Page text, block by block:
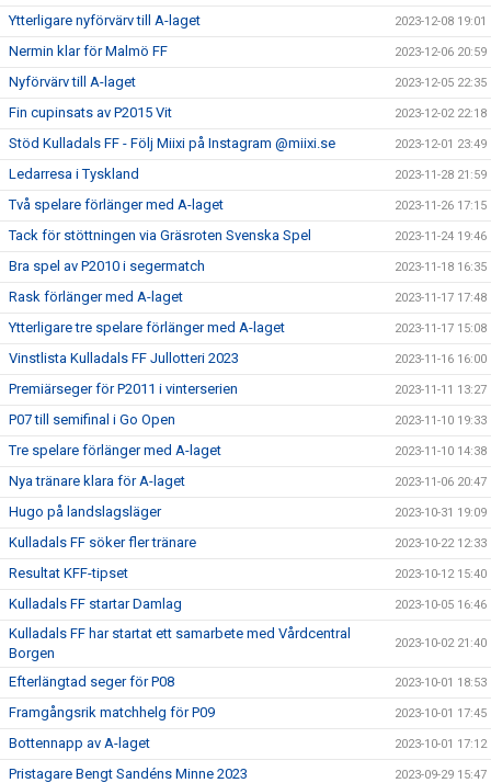
Ytterligare nyförvärv till A-laget 2023-12-08 19:01
Nermin klar för Malmö FF 2023-12-06 20:59
Nyförvärv till A-laget 2023-12-05 22:35
Fin cupinsats av P2015 Vit 2023-12-02 22:18
Stöd Kulladals FF - Följ Miixi på Instagram @miixi.se 2023-12-01 23:49
Ledarresa i Tyskland 2023-11-28 21:59
Två spelare förlänger med A-laget 2023-11-26 17:15
Tack för stöttningen via Gräsroten Svenska Spel 2023-11-24 19:46
Bra spel av P2010 i segermatch 2023-11-18 16:35
Rask förlänger med A-laget 2023-11-17 17:48
Ytterligare tre spelare förlänger med A-laget 2023-11-17 15:08
Vinstlista Kulladals FF Jullotteri 2023 2023-11-16 16:00
Premiärseger för P2011 i vinterserien 2023-11-11 13:27
P07 till semifinal i Go Open 2023-11-10 19:33
Tre spelare förlänger med A-laget 2023-11-10 14:38
Nya tränare klara för A-laget 2023-11-06 20:47
Hugo på landslagsläger 2023-10-31 19:09
Kulladals FF söker fler tränare 2023-10-22 12:33
Resultat KFF-tipset 2023-10-12 15:40
Kulladals FF startar Damlag 2023-10-05 16:46
Kulladals FF har startat ett samarbete med Vårdcentral
Borgen
2023-10-02 21:40
Efterlängtad seger för P08 2023-10-01 18:53
Framgångsrik matchhelg för P09 2023-10-01 17:45
Bottennapp av A-laget 2023-10-01 17:12
Pristagare Bengt Sandéns Minne 2023 2023-09-29 15:47